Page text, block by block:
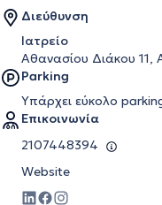
Διεύθυνση
Ιατρείο
Αθανασίου Διάκου 11,
Parking
Υπάρχει εύκολο
Επικοινωνία
2107448394
Website